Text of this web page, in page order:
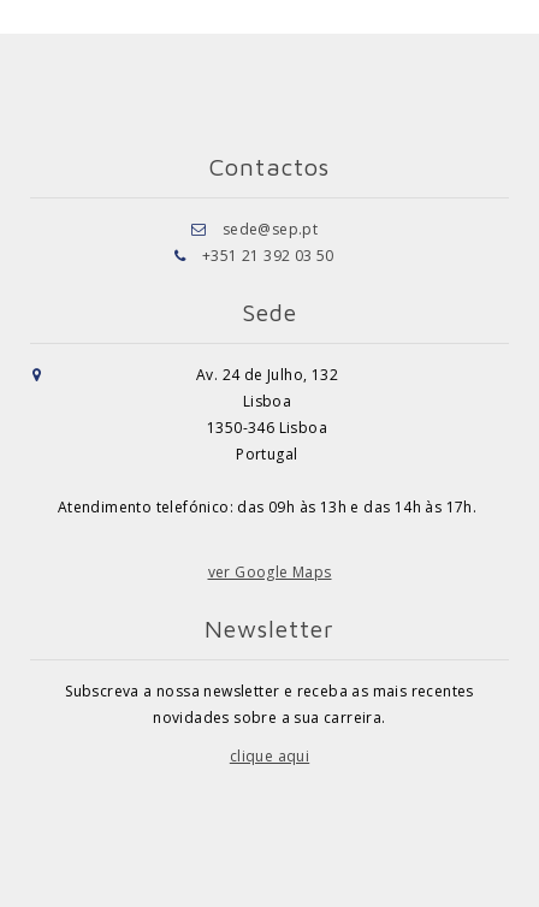
Contactos
sede@sep.pt
+351 21 392 03 50
Sede
Av. 24 de Julho, 132
Lisboa
1350-346 Lisboa
Portugal
Atendimento telefónico: das 09h às 13h e das 14h às 17h.
ver Google Maps
Newsletter
Subscreva a nossa newsletter e receba as mais recentes
novidades sobre a sua carreira.
clique aqui